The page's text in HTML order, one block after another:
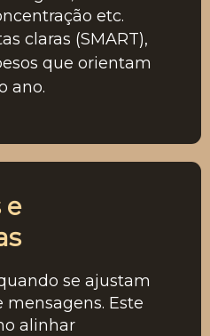
etc.
claras (SMART),
que orientam
ano.
e
se ajustam
Este
alinhar